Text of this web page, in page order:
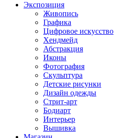
Экспозиция
Живопись
Графика
Цифровое искусство
Хендмейд
Абстракция
Иконы
Фотография
Скульптура
Детские рисунки
Дизайн одежды
Стрит-арт
Бодиарт
Интерьер
Вышивка